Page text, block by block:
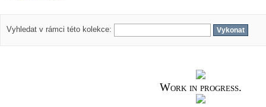
Vyhledat v rámci této kolekce:
Work in progress.